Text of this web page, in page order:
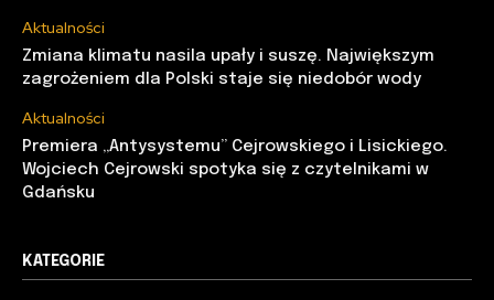
Aktualności
Zmiana klimatu nasila upały i suszę. Największym
zagrożeniem dla Polski staje się niedobór wody
Aktualności
Premiera „Antysystemu” Cejrowskiego i Lisickiego.
Wojciech Cejrowski spotyka się z czytelnikami w
Gdańsku
KATEGORIE